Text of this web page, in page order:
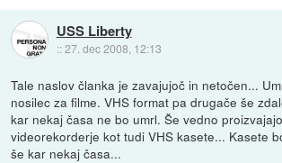
USS Liberty
::27. dec 2008, 12:13
Tale naslov članka je zavajujoč in netočen...
nosilec za filme. VHS format pa drugače še
kar nekaj časa ne bo umrl. Še vedno
videorekorderje kot tudi VHS kasete... Kasete
še kar nekaj časa...